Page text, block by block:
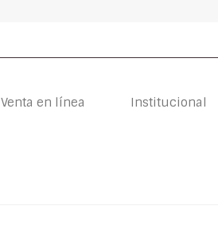
Venta en línea Institucional